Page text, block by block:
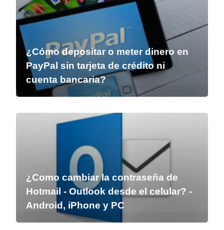
¿Cómo depositar o meter dinero en
PayPal sin tarjeta de crédito ni
cuenta bancaria?
¿Como cambiar la contraseña de
Hotmail - Outlook desde el celular? -
Android, iPhone y PC